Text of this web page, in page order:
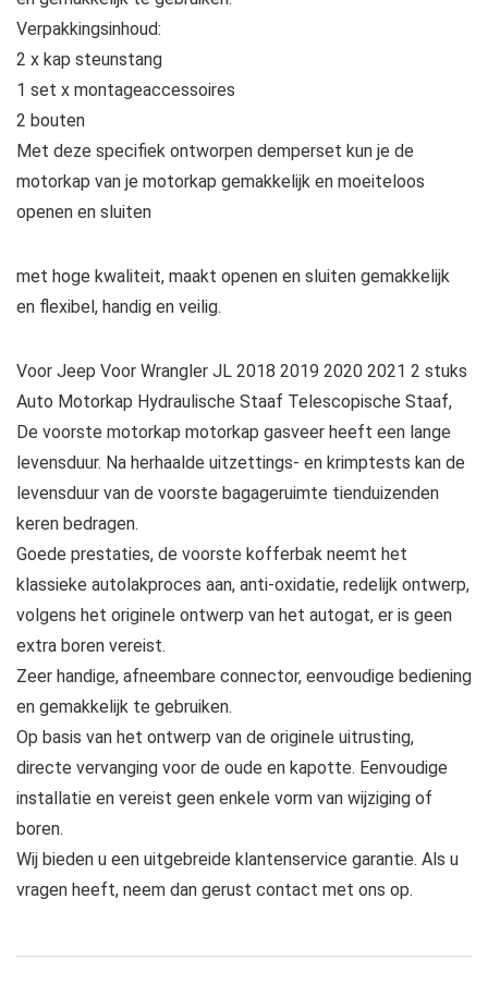
Verpakkingsinhoud:
2 x kap steunstang
1 set x montageaccessoires
2 bouten
Met deze specifiek ontworpen demperset kun je de
motorkap van je motorkap gemakkelijk en moeiteloos
openen en sluiten
met hoge kwaliteit, maakt openen en sluiten gemakkelijk
en flexibel, handig en veilig.
Voor Jeep Voor Wrangler JL 2018 2019 2020 2021 2 stuks
Auto Motorkap Hydraulische Staaf Telescopische Staaf,
De voorste motorkap motorkap gasveer heeft een lange
levensduur. Na herhaalde uitzettings- en krimptests kan de
levensduur van de voorste bagageruimte tienduizenden
keren bedragen.
Goede prestaties, de voorste kofferbak neemt het
klassieke autolakproces aan, anti-oxidatie, redelijk ontwerp,
volgens het originele ontwerp van het autogat, er is geen
extra boren vereist.
Zeer handige, afneembare connector, eenvoudige bediening
en gemakkelijk te gebruiken.
Op basis van het ontwerp van de originele uitrusting,
directe vervanging voor de oude en kapotte. Eenvoudige
installatie en vereist geen enkele vorm van wijziging of
boren.
Wij bieden u een uitgebreide klantenservice garantie. Als u
vragen heeft, neem dan gerust contact met ons op.